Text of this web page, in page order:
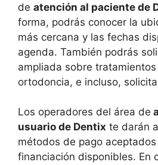
de atención al paciente de
forma, podrás conocer la
más cercana y las fechas
agenda. También podrás
ampliada sobre
ortodoncia, e incluso,
Los operadores del área de
usuario de Dentix te darán
métodos de pago
financiación disponibles. En